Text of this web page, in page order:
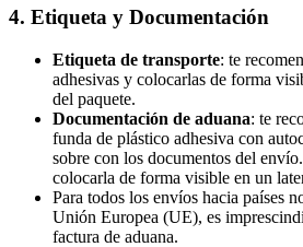
4. Etiqueta y Documentación
Etiqueta de transporte: te
adhesivas y colocarlas de forma
del paquete.
Documentación de aduana: te
funda de plástico adhesiva con
sobre con los documentos del
colocarla de forma visible en un
Para todos los envíos hacia países
Unión Europea (UE), es
factura de aduana.